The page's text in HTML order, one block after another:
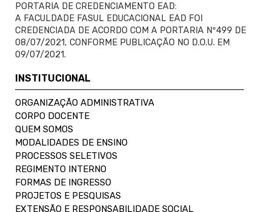
PORTARIA DE CREDENCIAMENTO EAD:
A FACULDADE FASUL EDUCACIONAL EAD FOI
CREDENCIADA DE ACORDO COM A PORTARIA Nº499 DE
08/07/2021, CONFORME PUBLICAÇÃO NO D.O.U. EM
09/07/2021.
INSTITUCIONAL
ORGANIZAÇÃO ADMINISTRATIVA
CORPO DOCENTE
QUEM SOMOS
MODALIDADES DE ENSINO
PROCESSOS SELETIVOS
REGIMENTO INTERNO
FORMAS DE INGRESSO
PROJETOS E PESQUISAS
EXTENSÃO E RESPONSABILIDADE SOCIAL